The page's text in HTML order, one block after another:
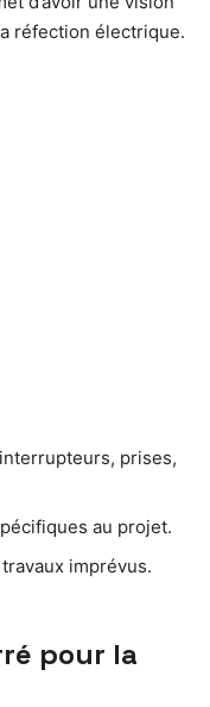
réfection électrique.
prises,
au projet.
imprévus.
pour la